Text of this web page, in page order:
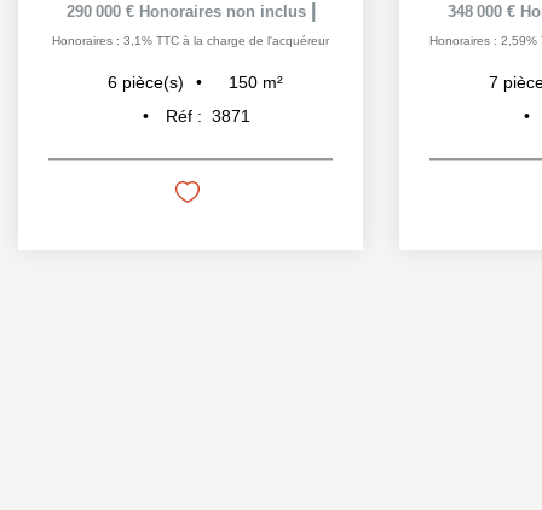
290 000 € Honoraires non inclus
Honoraires : 3,1% TTC à la charge de l'acquéreur
6 pièce(s) 150 m²
Réf : 3871
348 000 €
Honoraires : 2,59%
7